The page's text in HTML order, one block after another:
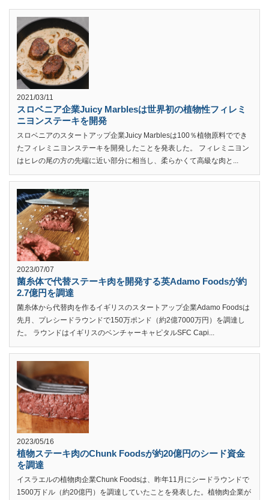
2021/03/11
スロベニア企業Juicy Marblesは世界初の植物性フィレミ
ニヨンステーキを開発
スロベニアのスタートアップ企業Juicy Marblesは100％植物原料ででき
たフィレミニヨンステーキを開発したことを発表した。 フィレミニヨン
はヒレの尾の方の先端に近い部分に相当し、柔らかくて高級な肉と...
2023/07/07
菌糸体で代替ステーキ肉を開発する英Adamo Foodsが約
2.7億円を調達
菌糸体から代替肉を作るイギリスのスタートアップ企業Adamo Foodsは
先月、プレシードラウンドで150万ポンド（約2億7000万円）を調達し
た。 ラウンドはイギリスのベンチャーキャピタルSFC Capi...
2023/05/16
植物ステーキ肉のChunk Foodsが約20億円のシード資金
を調達
イスラエルの植物肉企業Chunk Foodsは、昨年11月にシードラウンドで
1500万ドル（約20億円）を調達していたことを発表した。植物肉企業が